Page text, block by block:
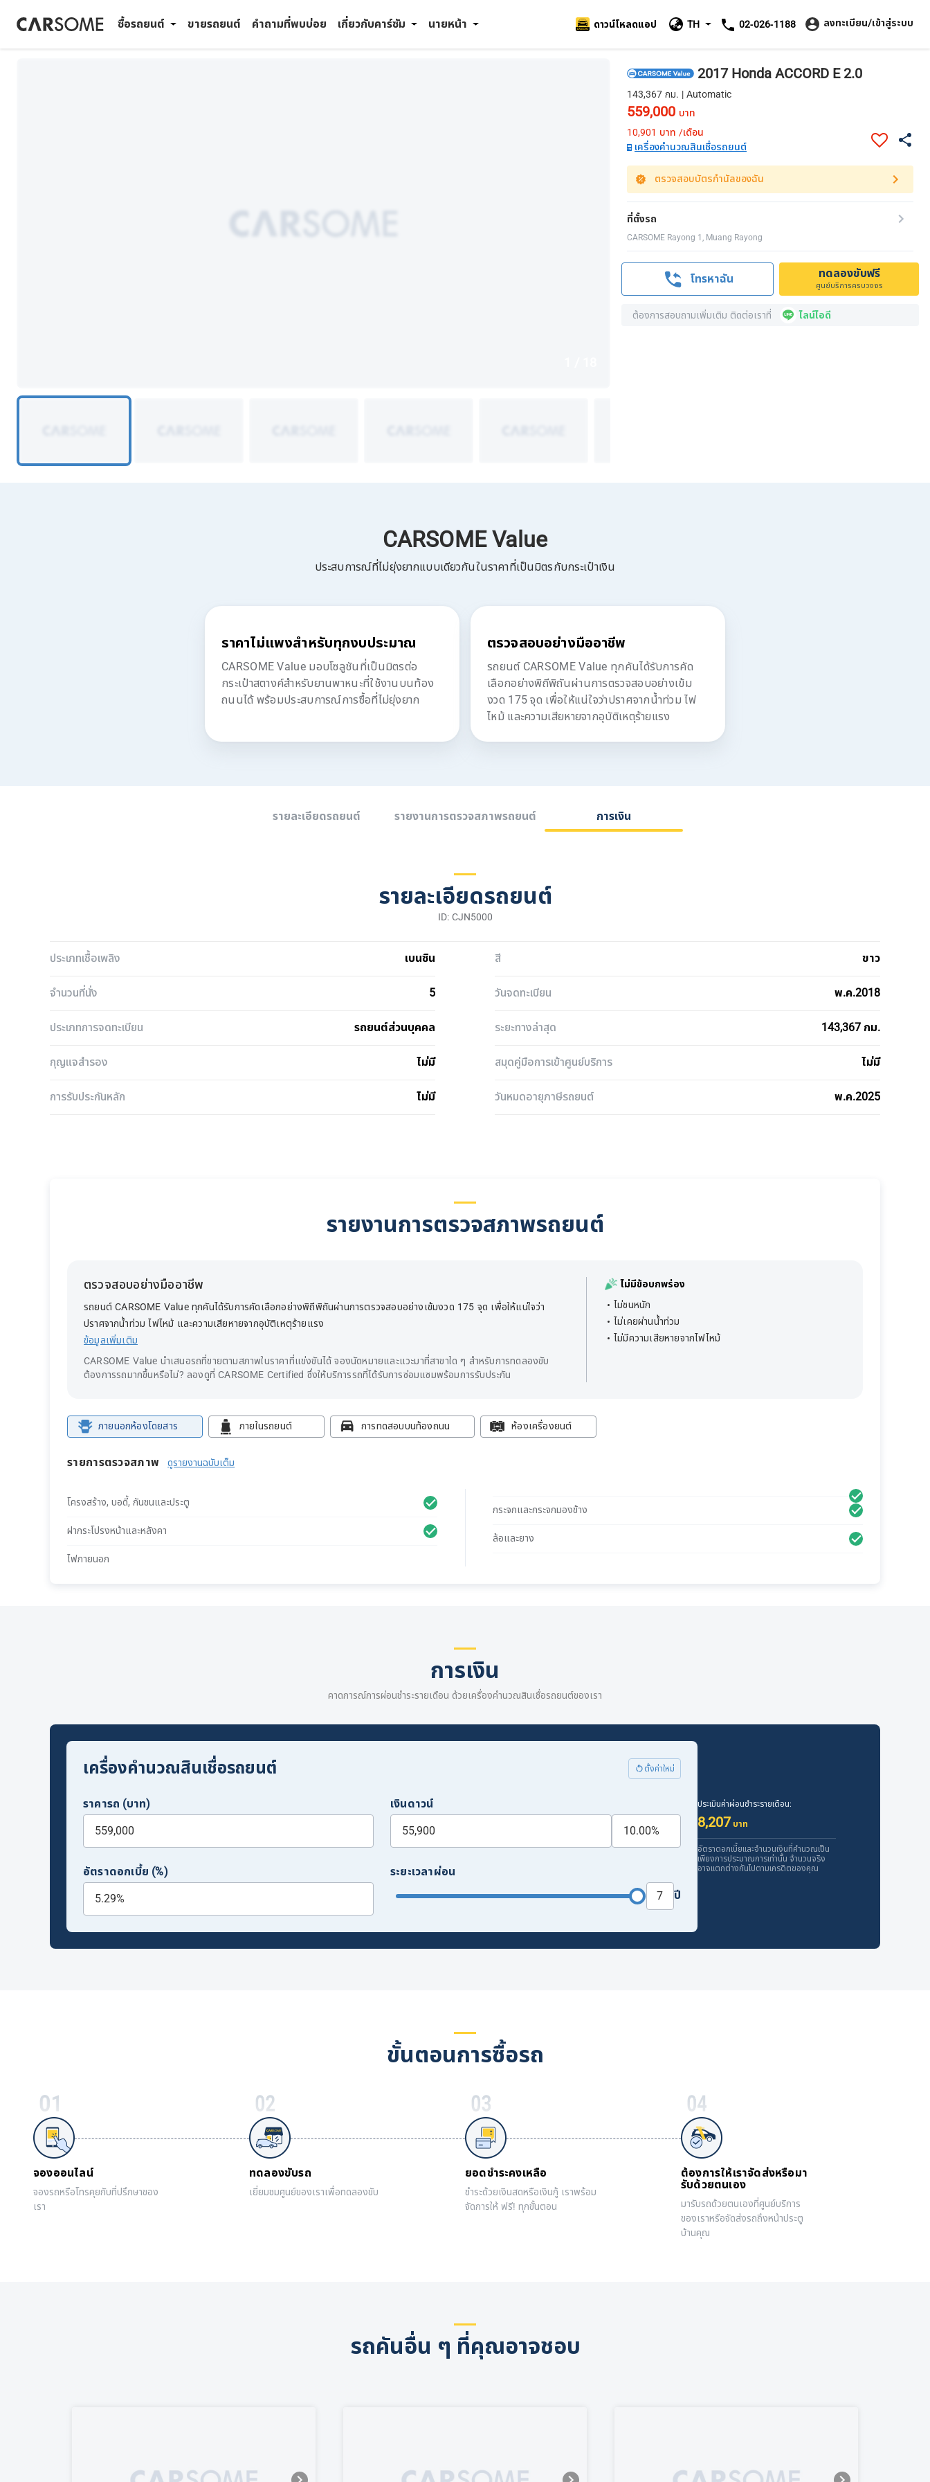
ซื้อรถยนต์ ขายรถยนต์ คำถามที่พบบ่อย เกี่ยวกับคาร์ซัม นายหน้า 02-026-1188
TH
ดาวน์โหลดแอป ลงทะเบียน/เข้าสู่ระบบ
2017 Honda ACCORD E 2.0
143,367 กม. | Automatic
559,000 บาท
10,901 บาท /เดือน
เครื่องคำนวณสินเชื่อรถยนต์
ตรวจสอบบัตรกำนัลของฉัน
ที่ตั้งรถ
CARSOME Rayong 1, Muang Rayong
โทรหาฉัน ทดลองขับฟรี
ศูนย์บริการครบวงจร
ต้องการสอบถามเพิ่มเติม ติดต่อเราที่ ไลน์ไอดี
CARSOME Value
ประสบการณ์ที่ไม่ยุ่งยากแบบเดียวกันในราคาที่เป็นมิตรกับกระเป๋าเงิน
ราคาไม่แพงสำหรับทุกงบประมาณ
CARSOME Value มอบโซลูชันที่เป็นมิตรต่อ
กระเป๋าสตางค์สำหรับยานพาหนะที่ใช้งานบนท้อง
ถนนได้ พร้อมประสบการณ์การซื้อที่ไม่ยุ่งยาก
ตรวจสอบอย่างมืออาชีพ
รถยนต์ CARSOME Value ทุกคันได้รับการคัด
เลือกอย่างพิถีพิถันผ่านการตรวจสอบอย่างเข้ม
งวด 175 จุด เพื่อให้แน่ใจว่าปราศจากน้ำท่วม ไฟ
ไหม้ และความเสียหายจากอุบัติเหตุร้ายแรง
รายละเอียดรถยนต์ รายงานการตรวจสภาพรถยนต์ การเงิน
รายละเอียดรถยนต์
ID: CJN5000
ประเภทเชื้อเพลิง เบนซิน สี ขาว
จำนวนที่นั่ง 5 วันจดทะเบียน พ.ค.2018
ประเภทการจดทะเบียน รถยนต์ส่วนบุคคล ระยะทางล่าสุด 143,367 กม.
กุญแจสำรอง ไม่มี สมุดคู่มือการเข้าศูนย์บริการ ไม่มี
การรับประกันหลัก ไม่มี วันหมดอายุภาษีรถยนต์ พ.ค.2025
รายงานการตรวจสภาพรถยนต์
ตรวจสอบอย่างมืออาชีพ
รถยนต์ CARSOME Value ทุกคันได้รับการคัดเลือกอย่างพิถีพิถันผ่านการตรวจสอบอย่างเข้มงวด 175 จุด เพื่อให้แน่ใจว่า
ปราศจากน้ำท่วม ไฟไหม้ และความเสียหายจากอุบัติเหตุร้ายแรง
ข้อมูลเพิ่มเติม
CARSOME Value นำเสนอรถที่ขายตามสภาพในราคาที่แข่งขันได้ จองนัดหมายและแวะมาที่สาขาใด ๆ สำหรับการทดลองขับ
ต้องการรถมากขึ้นหรือไม่? ลองดูที่ CARSOME Certified ซึ่งให้บริการรถที่ได้รับการซ่อมแซมพร้อมการรับประกัน
ไม่มีข้อบกพร่อง
ไม่ชนหนัก
ไม่เคยผ่านน้ำท่วม
ไม่มีความเสียหายจากไฟไหม้
ภายนอกห้องโดยสาร ภายในรถยนต์ การทดสอบบนท้องถนน ห้องเครื่องยนต์
รายการตรวจสภาพ ดูรายงานฉบับเต็ม
โครงสร้าง, บอดี้, กันชนและประตู
ฝากระโปรงหน้าและหลังคา
ไฟภายนอก
กระจกและกระจกมองข้าง
ล้อและยาง
การเงิน
คาดการณ์การผ่อนชำระรายเดือน ด้วยเครื่องคำนวณสินเชื่อรถยนต์ของเรา
เครื่องคำนวณสินเชื่อรถยนต์ ตั้งค่าใหม่
ราคารถ (บาท) เงินดาวน์
อัตราดอกเบี้ย (%)
ระยะเวลาผ่อน
ปี
ประเมินค่าผ่อนชำระรายเดือน:
8,207 บาท
อัตราดอกเบี้ยและจำนวนเงินที่คำนวณเป็น
เพียงการประมาณการเท่านั้น จำนวนจริง
อาจแตกต่างกันไปตามเครดิตของคุณ
ขั้นตอนการซื้อรถ
จองออนไลน์
จองรถหรือโทรคุยกับที่ปรึกษาของ
เรา
ทดลองขับรถ
เยี่ยมชมศูนย์ของเราเพื่อทดลองขับ
ยอดชำระคงเหลือ
ชำระด้วยเงินสดหรือเงินกู้ เราพร้อม
จัดการให้ ฟรี! ทุกขั้นตอน
ต้องการให้เราจัดส่งหรือมา
รับด้วยตนเอง
มารับรถด้วยตนเองที่ศูนย์บริการ
ของเราหรือจัดส่งรถถึงหน้าประตู
บ้านคุณ
รถคันอื่น ๆ ที่คุณอาจชอบ